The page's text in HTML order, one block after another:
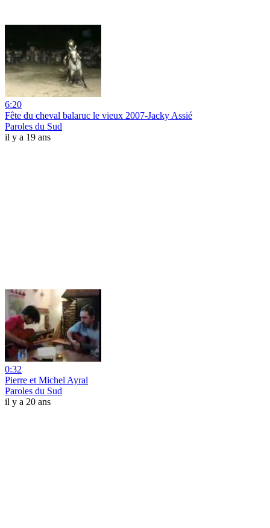
6:20
Fête du cheval balaruc le vieux 2007-Jacky Assié
Paroles du Sud
il y a 19 ans
0:32
Pierre et Michel Ayral
Paroles du Sud
il y a 20 ans